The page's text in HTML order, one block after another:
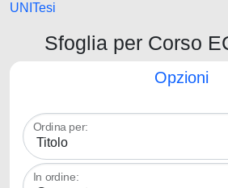
UNITesi
Sfoglia per Corso
Opzioni
Ordina per:
In ordine: